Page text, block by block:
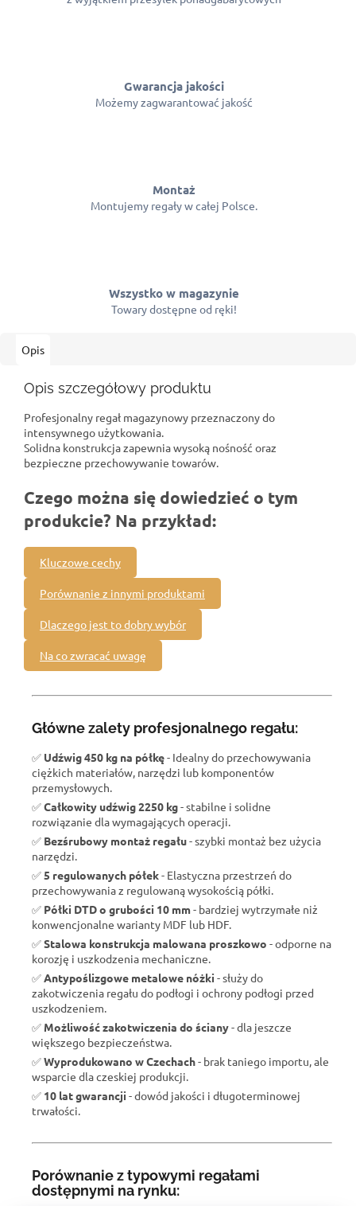
Gwarancja jakości
Możemy zagwarantować jakość
Montaż
Montujemy regały w całej Polsce.
Wszystko w magazynie
Towary dostępne od ręki!
Opis
Opis szczegółowy produktu
Profesjonalny regał magazynowy przeznaczony do
intensywnego użytkowania.
Solidna konstrukcja zapewnia wysoką nośność oraz
bezpieczne przechowywanie towarów.
Czego można się dowiedzieć o tym
produkcie? Na przykład:
Kluczowe cechy
Porównanie z innymi produktami
Dlaczego jest to dobry wybór
Na co zwracać uwagę
Główne zalety profesjonalnego regału:
✅ Udźwig 450 kg na półkę- Idealny do przechowywania
ciężkich materiałów, narzędzi lub komponentów
przemysłowych.
✅Całkowity udźwig 2250 kg- stabilne i solidne
rozwiązanie dla wymagających operacji.
✅ Bezśrubowy montaż regału- szybki montaż bez użycia
narzędzi.
✅ 5 regulowanych półek- Elastyczna przestrzeń do
przechowywania z regulowaną wysokością półki.
✅ Półki DTD o grubości 10 mm- bardziej wytrzymałe niż
konwencjonalne warianty MDF lub HDF.
✅Stalowa konstrukcja malowana proszkowo - odporne na
korozję i uszkodzenia mechaniczne.
✅ Antypoślizgowe metalowe nóżki - służy do
zakotwiczenia regału do podłogi i ochrony podłogi przed
uszkodzeniem.
✅ Możliwość zakotwiczenia do ściany- dla jeszcze
większego bezpieczeństwa.
✅Wyprodukowano w Czechach- brak taniego importu, ale
wsparcie dla czeskiej produkcji.
✅ 10 lat gwarancji - dowód jakości i długoterminowej
trwałości.
Porównanie z typowymi regałami
dostępnymi na rynku: